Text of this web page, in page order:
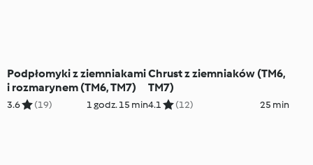
Podpłomyki z ziemniakami
i rozmarynem (TM6, TM7)
3.6 (19) 1 godz. 15 min
Chrust z ziemniaków (TM6,
TM7)
4.1 (12) 25 min